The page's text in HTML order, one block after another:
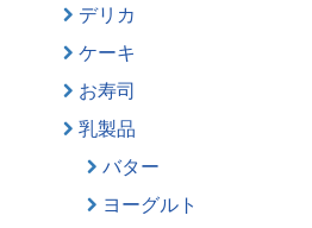
デリカ
ケーキ
お寿司
乳製品
バター
ヨーグルト